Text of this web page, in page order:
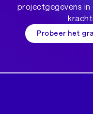
projectgegevens in
Probeer het